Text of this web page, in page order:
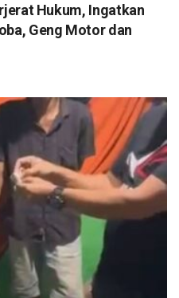
Hukum, Ingatkan
Geng Motor dan